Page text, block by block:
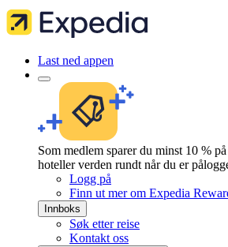
Last ned appen
Som medlem sparer du minst 10 %
hoteller verden rundt når du er
Logg på
Finn ut mer om Expedia
Innboks
Søk etter reise
Kontakt oss